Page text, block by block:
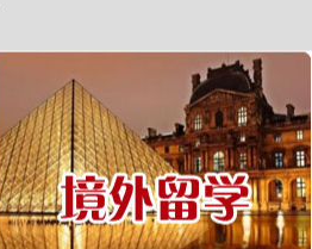
新加坡-火锅店店长
￥3300-3666新（人民币1800-
20000）
韩国-免税店
￥220万+销售奖金
新西兰-农业工